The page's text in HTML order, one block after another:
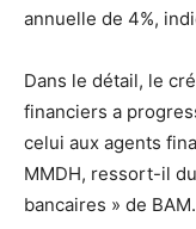
annuelle de 4%,
Dans le détail, le
financiers a
celui aux agents
MMDH, ressort-il
bancaires » de BAM.